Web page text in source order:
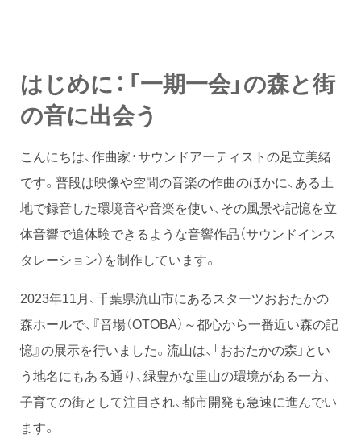
はじめに：「一期一会」の森と街
の音に出会う
こんにちは、作曲家・サウンドアーティストの足立美緒
です。普段は映像や空間の音楽の作曲のほかに、ある土
地で録音した環境音や音楽を使い、その風景や記憶を立
体音響で追体験できるような音響作品（サウンドインス
タレーション）を制作しています。
2023年11月、千葉県流山市にあるスターツおおたかの
森ホールで、『音場（OTOBA）～都心から一番近い森の記
憶』の展示を行いました。流山は、「おおたかの森」とい
う地名にもある通り、緑豊かな里山の環境がある一方、
子育ての街として注目され、都市開発も急速に進んでい
ます。